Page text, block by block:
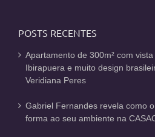
POSTS RECENTES
Apartamento de 300m² com
Ibirapuera e muito design
Veridiana Peres
Gabriel Fernandes revela como
forma ao seu ambiente na